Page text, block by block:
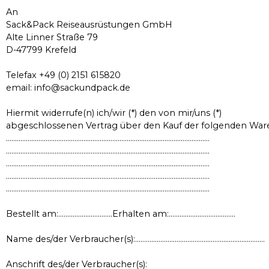
An
Sack&Pack Reiseausrüstungen GmbH
Alte Linner Straße 79
D-47799 Krefeld
Telefax +49 (0) 2151 615820
email: info@sackundpack.de
Hiermit widerrufe(n) ich/wir (*) den von mir/uns (*)
abgeschlossenen Vertrag über den Kauf der folgenden
…………………………………………………………………………………………………..
…………………………………………………………………………………………………..
…………………………………………………………………………………………………..
…………………………………………………………………………………………………..
…………………………………………………………………………………………………..
Bestellt am:…………………………Erhalten am:……………………………….
Name des/der Verbraucher(s):………………………………………………………………
Anschrift des/der Verbraucher(s):